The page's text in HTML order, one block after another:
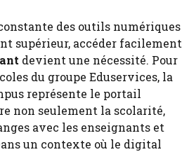
des outils numériques
supérieur, accéder facilement
devient une nécessité. Pour
du groupe Eduservices, la
représente le portail
non seulement la scolarité,
avec les enseignants et
un contexte où le digital